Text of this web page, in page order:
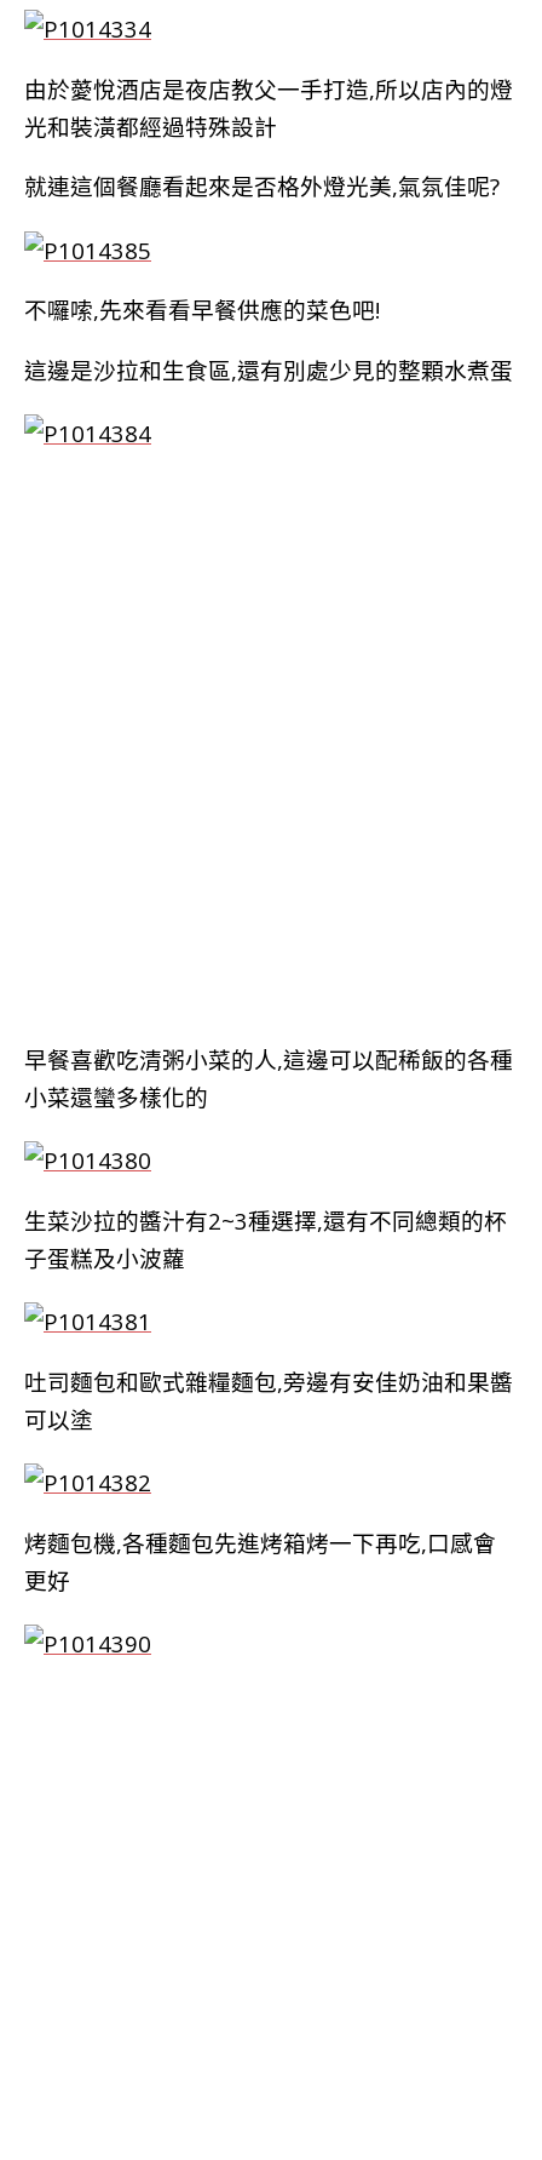
由於薆悅酒店是夜店教父一手打造,所以店內的燈
光和裝潢都經過特殊設計
就連這個餐廳看起來是否格外燈光美,氣氛佳呢?
不囉嗦,先來看看早餐供應的菜色吧!
這邊是沙拉和生食區,還有別處少見的整顆水煮蛋
早餐喜歡吃清粥小菜的人,這邊可以配稀飯的各種
小菜還蠻多樣化的
生菜沙拉的醬汁有2~3種選擇,還有不同總類的杯
子蛋糕及小波蘿
吐司麵包和歐式雜糧麵包,旁邊有安佳奶油和果醬
可以塗
烤麵包機,各種麵包先進烤箱烤一下再吃,口感會
更好